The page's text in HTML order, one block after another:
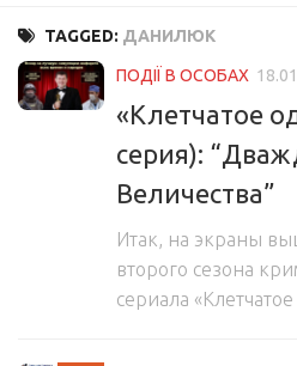
TAGGED: ДАНИЛЮК
ПОДІЇ В ОСОБАХ
«Клетчатое
серия):
Величества”
Итак, на экраны
второго сезона
сериала